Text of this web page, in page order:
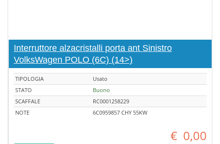
Interruttore alzacristalli porta ant Sinistro
VolksWagen POLO (6C) (14>)
TIPOLOGIA
Usato
STATO
Buono
SCAFFALE
RC0001258229
NOTE
6C0959857 CHY 55KW
€ 0,00